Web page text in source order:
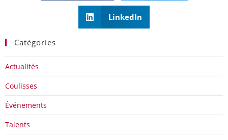
LinkedIn
Catégories
Actualités
Coulisses
Événements
Talents